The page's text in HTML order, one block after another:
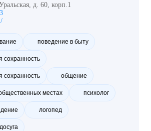
д. 60, корп.1
поведение в быту
сохранность
сохранность общение
местах психолог
логопед